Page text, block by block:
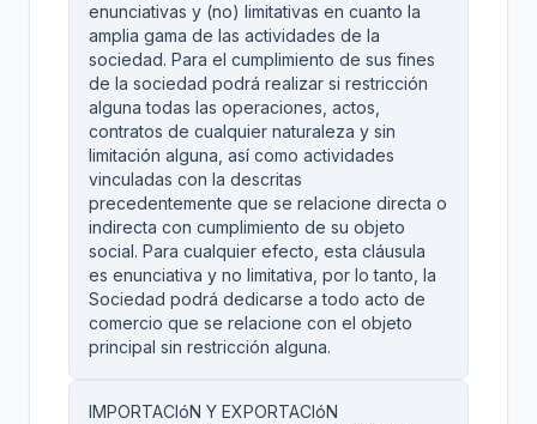
enunciativas y (no) limitativas en cuanto la
amplia gama de las actividades de la
sociedad. Para el cumplimiento de sus fines
de la sociedad podrá realizar si restricción
alguna todas las operaciones, actos,
contratos de cualquier naturaleza y sin
limitación alguna, así como actividades
vinculadas con la descritas
precedentemente que se relacione directa o
indirecta con cumplimiento de su objeto
social. Para cualquier efecto, esta cláusula
es enunciativa y no limitativa, por lo tanto, la
Sociedad podrá dedicarse a todo acto de
comercio que se relacione con el objeto
principal sin restricción alguna.
IMPORTACIóN Y EXPORTACIóN